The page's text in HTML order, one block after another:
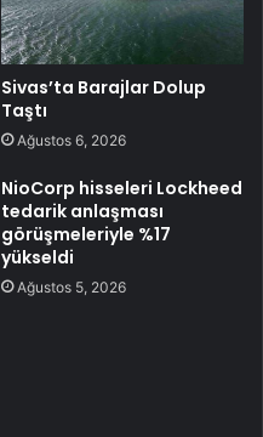
Sivas’ta Barajlar Dolup
Taştı
Ağustos 6, 2026
NioCorp hisseleri Lockheed
tedarik anlaşması
görüşmeleriyle %17
yükseldi
Ağustos 5, 2026